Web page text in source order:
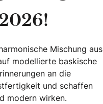
Mischung aus
modellierte baskische
an die
und schaffen
modern wirken.